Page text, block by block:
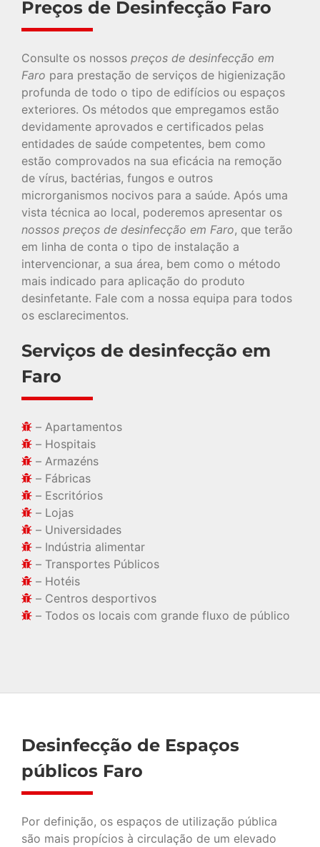
Preços de Desinfecção Faro
Consulte os nossos preços de desinfecção em
Faro para prestação de serviços de higienização
profunda de todo o tipo de edifícios ou espaços
exteriores. Os métodos que empregamos estão
devidamente aprovados e certificados pelas
entidades de saúde competentes, bem como
estão comprovados na sua eficácia na remoção
de vírus, bactérias, fungos e outros
microrganismos nocivos para a saúde. Após uma
vista técnica ao local, poderemos apresentar os
nossos preços de desinfecção em Faro, que terão
em linha de conta o tipo de instalação a
intervencionar, a sua área, bem como o método
mais indicado para aplicação do produto
desinfetante. Fale com a nossa equipa para todos
os esclarecimentos.
Serviços de desinfecção em
Faro
– Apartamentos
– Hospitais
– Armazéns
– Fábricas
– Escritórios
– Lojas
– Universidades
– Indústria alimentar
– Transportes Públicos
– Hotéis
– Centros desportivos
– Todos os locais com grande fluxo de público
Desinfecção de Espaços
públicos Faro
Por definição, os espaços de utilização pública
são mais propícios à circulação de um elevado